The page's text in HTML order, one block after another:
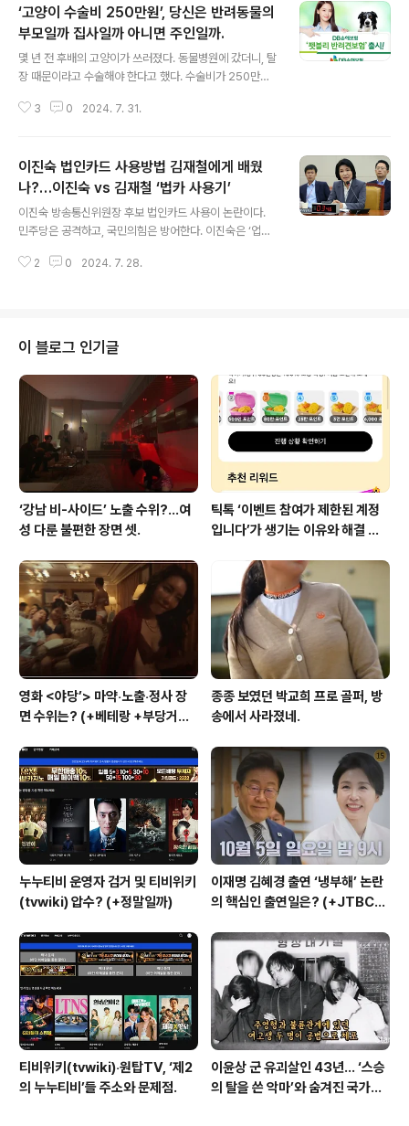
‘고양이 수술비 250만원’, 당신은 반려동물의
부모일까 집사일까 아니면 주인일까.
몇 년 전 후배의 고양이가 쓰러졌다. 동물병원에 갔더니, 탈
장 때문이라고 수술해야 한다고 했다. 수술비가 250만원.
오래 살 것 같지는 않다고 했다. 그 친구 월급이 당시 300
n="SBS 에 윤석열과 김건희가 출연한 것을 두고 논란이
일고 있다. 즉 “그게 무슨 문제냐”하고 “정치농장이냐”라
는 의견이다. 예능에 대통령이 나오는 것이 가볍게 볼 순 없
다. 특히 현재 무너" data-og-host="www.neocross.
net" data-og-source-url="https://www.neocros
s.net..
3 0 2024. 7. 31.
이진숙 법인카드 사용방법 김재철에게 배웠
나?…이진숙 vs 김재철 ‘법카 사용기’
이진숙 방송통신위원장 후보 법인카드 사용이 논란이다.
민주당은 공격하고, 국민의힘은 방어한다. 이진숙은 ‘업무
기고 있다. 법카를 사용해본 이들은 알겠지만, ‘빵집 4천
크전 당시 촬영 기자도 없이 직접 전선에 들어가 소형 카메
라로 미군의 공습 상황을 생생히 중계했다. 배짱이 보통 인
물이 아니라www.neocross.net 민주당 지지자들이 이
진숙 법카 내역에 대해 반발하는 이유는 이재명 부인인 김
혜경 때문이다. 얼마 전 검찰은 김혜경에게 벌금 300만원
을 구형했다. 몇 년을 조..
2 0 2024. 7. 28.
이 블로그 인기글
‘강남 비-사이드’ 노출 수위?…여
성 다룬 불편한 장면 셋.
틱톡 ‘이벤트 참여가 제한된 계정
입니다’가 생기는 이유와 해결 방
영화 <야당’> 마약‧노출‧정사 장
면 수위는? (+베테랑 +부당거래
종종 보였던 박교희 프로 골퍼, 방
송에서 사라졌네.
누누티비 운영자 검거 및 티비위키
(tvwiki) 압수? (+정말일까)
이재명 김혜경 출연 ‘냉부해’ 논란
의 핵심인 출연일은? (+JTBC
티비위키(tvwiki)‧원탑TV, ‘제2
의 누누티비’들 주소와 문제점.
이윤상 군 유괴살인 43년… ‘스승
의 탈을 쓴 악마’와 숨겨진 국가폭